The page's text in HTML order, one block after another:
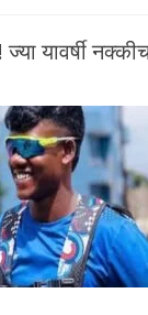
यावर्षी